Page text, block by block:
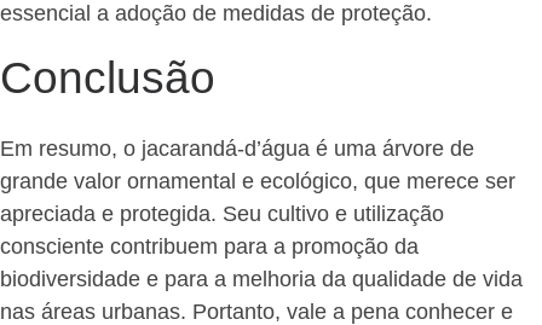
essencial a adoção de medidas de proteção.
Conclusão
Em resumo, o jacarandá-d’água é uma árvore de
grande valor ornamental e ecológico, que merece ser
apreciada e protegida. Seu cultivo e utilização
consciente contribuem para a promoção da
biodiversidade e para a melhoria da qualidade de vida
nas áreas urbanas. Portanto, vale a pena conhecer e